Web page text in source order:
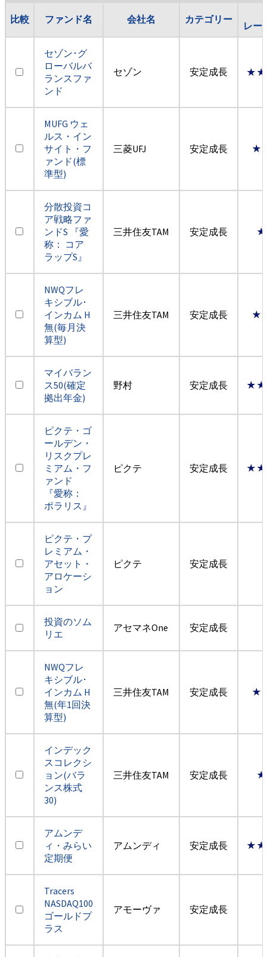
比較 ファンド名 会社名 カテゴリー
レー
セゾン･グ
ローバルバ
ランスファ
ンド
セゾン 安定成長
MUFG ウェ
ルス・イン
サイト・フ
ァンド(標
準型)
三菱UFJ 安定成長
分散投資コ
ア戦略ファ
ンドS 『愛
称： コア
ラップS』
三井住友TAM 安定成長
NWQフレ
キシブル･
インカム H
無(毎月決
算型)
三井住友TAM 安定成長
マイバラン
ス50(確定
拠出年金)
野村 安定成長
ピクテ・ゴ
ールデン・
リスクプレ
ミアム・フ
ァンド
『愛称：
ポラリス』
ピクテ 安定成長
ピクテ・プ
レミアム・
アセット・
アロケーシ
ョン
ピクテ 安定成長
投資のソム
リエ
アセマネOne 安定成長
NWQフレ
キシブル･
インカム H
無(年1回決
算型)
三井住友TAM 安定成長
インデック
スコレクシ
ョン(バラ
ンス株式
30)
三井住友TAM 安定成長
アムンデ
ィ・みらい
定期便
アムンディ 安定成長
Tracers
NASDAQ100
ゴールドプ
ラス
アモーヴァ 安定成長